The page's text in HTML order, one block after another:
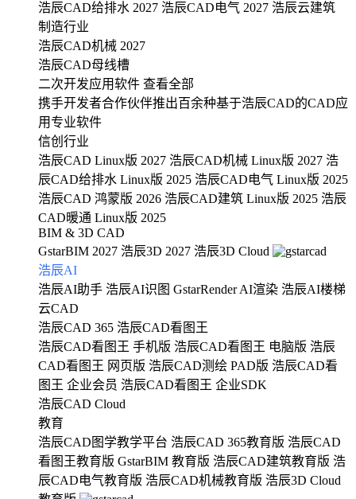
浩辰CAD给排水 2027 浩辰CAD电气 2027 浩辰云建筑
制造行业
浩辰CAD机械 2027
浩辰CAD母线槽
二次开发应用软件 查看全部
携手开发者合作伙伴推出百余种基于浩辰CAD的CAD应
用专业软件
信创行业
浩辰CAD Linux版 2027 浩辰CAD机械 Linux版 2027 浩
辰CAD给排水 Linux版 2025 浩辰CAD电气 Linux版 2025
浩辰CAD 鸿蒙版 2026 浩辰CAD建筑 Linux版 2025 浩辰
CAD暖通 Linux版 2025
BIM & 3D CAD
GstarBIM 2027 浩辰3D 2027 浩辰3D Cloud
浩辰AI
浩辰AI助手 浩辰AI识图 GstarRender AI渲染 浩辰AI楼梯
云CAD
浩辰CAD 365 浩辰CAD看图王
浩辰CAD看图王 手机版 浩辰CAD看图王 电脑版 浩辰
CAD看图王 网页版 浩辰CAD测绘 PAD版 浩辰CAD看
图王 企业会员 浩辰CAD看图王 企业SDK
浩辰CAD Cloud
教育
浩辰CAD图学教学平台 浩辰CAD 365教育版 浩辰CAD
看图王教育版 GstarBIM 教育版 浩辰CAD建筑教育版 浩
辰CAD电气教育版 浩辰CAD机械教育版 浩辰3D Cloud